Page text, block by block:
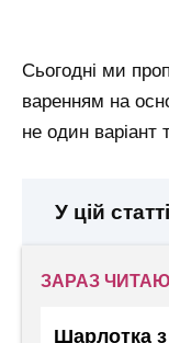
Сьогодні ми
варенням на
не один варіант
У цій
ЗАРАЗ
Шарлотка